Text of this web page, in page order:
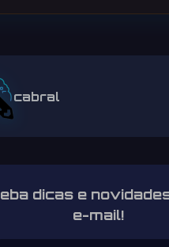
cabral
dicas e
e-mail!